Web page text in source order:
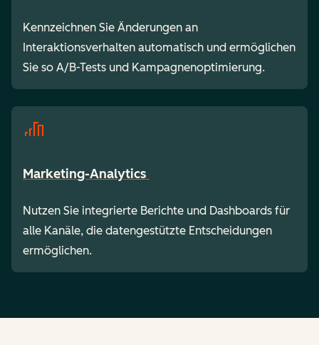
Kennzeichnen Sie Änderungen an
Interaktionsverhalten automatisch und ermöglichen
Sie so A/B-Tests und Kampagnenoptimierung.
Marketing-Analytics
Nutzen Sie integrierte Berichte und Dashboards für
alle Kanäle, die datengestützte Entscheidungen
ermöglichen.